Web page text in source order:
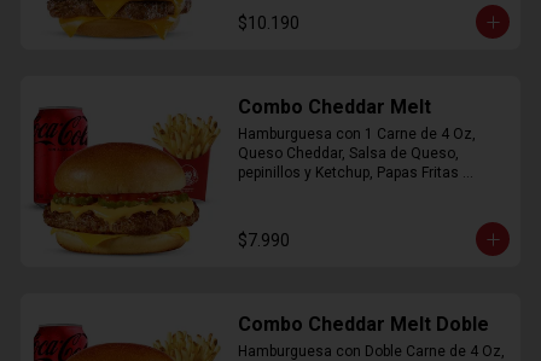
$10.190
Combo Cheddar Melt
Hamburguesa con 1 Carne de 4 Oz,
Queso Cheddar, Salsa de Queso,
pepinillos y Ketchup, Papas Fritas
$7.990
Combo Cheddar Melt Doble
Hamburguesa con Doble Carne de 4 Oz,